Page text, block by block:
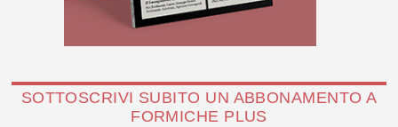
SOTTOSCRIVI SUBITO UN ABBONAMENTO A
FORMICHE PLUS